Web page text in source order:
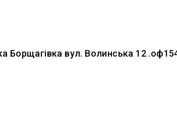
Борщагівка вул. Волинська 12